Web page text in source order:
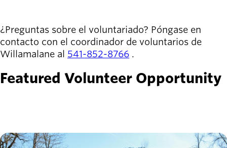
schedule
Court
schedules
¿Preguntas sobre el voluntariado? Póngase en
contacto con el coordinador de voluntarios de
Willamalane al 541-852-8766 .
Featured Volunteer Opportunity
Imagen